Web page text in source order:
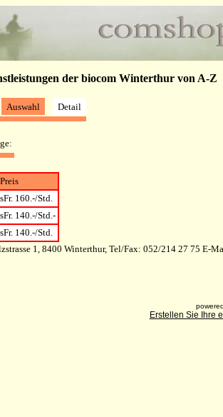
der biocom Winterthur von A-Z
Auswahl Detail
Preis
sFr. 160.-/Std.
sFr. 140.-/Std.-
sFr. 140.-/Std.
1, 8400 Winterthur, Tel/Fax: 052/214 27 75 E-
Erstellen Sie Ihre